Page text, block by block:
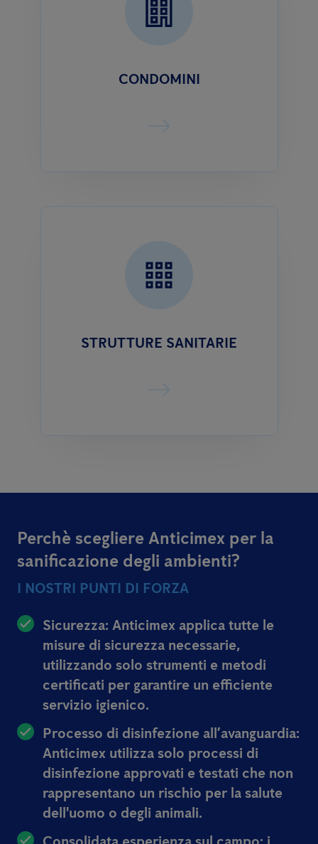
CONDOMINI
STRUTTURE SANITARIE
Perchè scegliere Anticimex per la
sanificazione degli ambienti?
I NOSTRI PUNTI DI FORZA
Sicurezza: Anticimex applica tutte le
misure di sicurezza necessarie,
utilizzando solo strumenti e metodi
certificati per garantire un efficiente
servizio igienico.
Processo di disinfezione all’avanguardia:
Anticimex utilizza solo processi di
disinfezione approvati e testati che non
rappresentano un rischio per la salute
dell'uomo o degli animali.